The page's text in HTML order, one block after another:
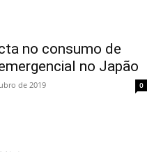
no consumo de
no Japão
de 2019 0